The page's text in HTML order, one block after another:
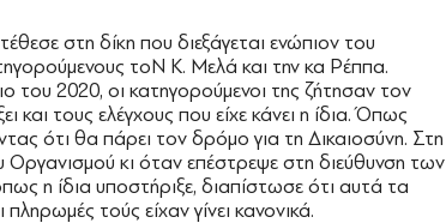
στη δίκη που διεξάγεται ενώπιον του
τοΝ Κ. Μελά και την κα Ρέππα.
2020, οι κατηγορούμενοι της ζήτησαν τον
και τους ελέγχους που είχε κάνει η ίδια. Όπως
ότι θα πάρει τον δρόμο για τη Δικαιοσύνη. Στη
Οργανισμού κι όταν επέστρεψε στη διεύθυνση των
η ίδια υποστήριξε, διαπίστωσε ότι αυτά τα
τούς είχαν γίνει κανονικά.